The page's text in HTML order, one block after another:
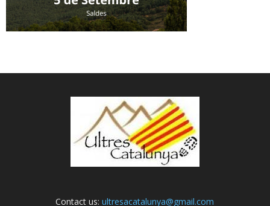
Contact us:ultresacatalunya@gmail.com